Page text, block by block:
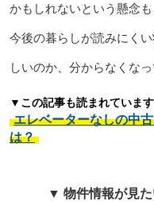
かもしれないという懸念
今後の暮らしが読みにく
しいのか、分からなくな
▼この記事も読まれています
エレベーターなしの中
は？
▼ 物件情報が見